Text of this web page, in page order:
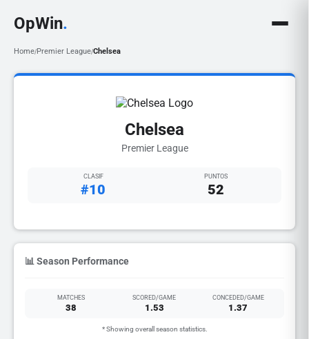
OpWin.
Home/Premier League/Chelsea
Chelsea
Premier League
CLASIF
#10
PUNTOS
52
📊 Season Performance
MATCHES
38
SCORED/GAME
1.53
CONCEDED/GAME
1.37
* Showing overall season statistics.